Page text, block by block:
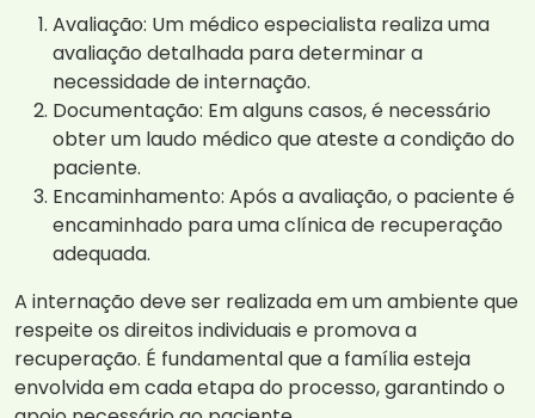
Avaliação: Um médico especialista realiza uma
avaliação detalhada para determinar a
necessidade de internação.
Documentação: Em alguns casos, é necessário
obter um laudo médico que ateste a condição do
paciente.
Encaminhamento: Após a avaliação, o paciente é
encaminhado para uma clínica de recuperação
adequada.
A internação deve ser realizada em um ambiente que
respeite os direitos individuais e promova a
recuperação. É fundamental que a família esteja
envolvida em cada etapa do processo, garantindo o